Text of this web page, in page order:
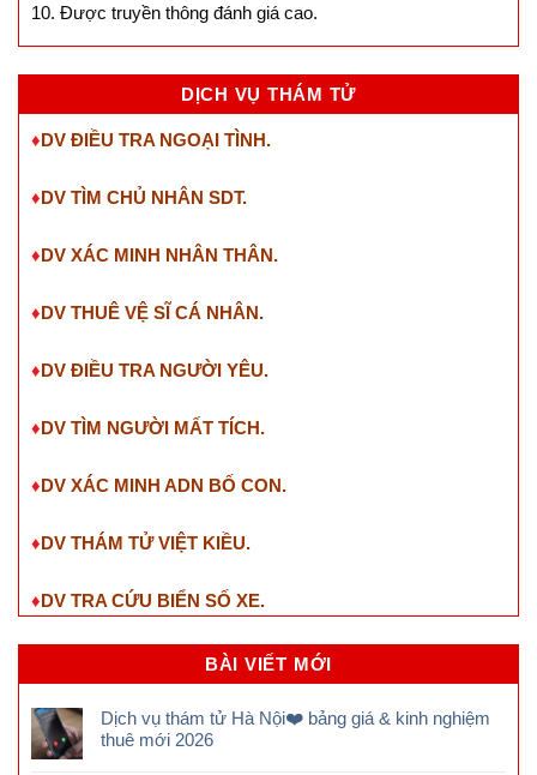
10. Được truyền thông đánh giá cao.
DỊCH VỤ THÁM TỬ
♦DV ĐIỀU TRA NGOẠI TÌNH.
♦DV TÌM CHỦ NHÂN SDT.
♦DV XÁC MINH NHÂN THÂN.
♦DV THUÊ VỆ SĨ CÁ NHÂN.
♦DV ĐIỀU TRA NGƯỜI YÊU.
♦DV TÌM NGƯỜI MẤT TÍCH.
♦DV XÁC MINH ADN BỐ CON.
♦DV THÁM TỬ VIỆT KIỀU.
♦DV TRA CỨU BIỂN SỐ XE.
BÀI VIẾT MỚI
Dịch vụ thám tử Hà Nội❤️ bảng giá & kinh nghiệm
thuê mới 2026